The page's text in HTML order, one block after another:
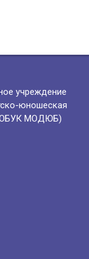
учреждение
юношеская
МОДЮБ)